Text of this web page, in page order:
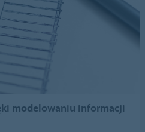
modelowaniu informacji